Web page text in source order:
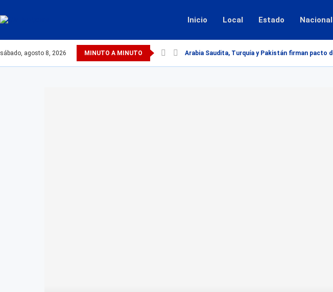
Inicio Local Estado Nacional
sábado, agosto 8, 2026 MINUTO A MINUTO Arabia Saudita, Turquía y Pakistán firman pacto